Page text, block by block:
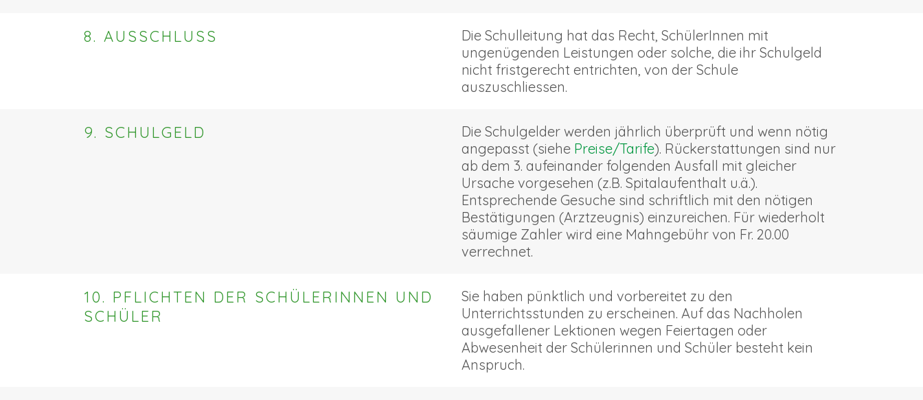
8. AUSSCHLUSS
Die Schulleitung hat das Recht, SchülerInnen mit
ungenügenden Leistungen oder solche, die ihr Schulgeld
nicht fristgerecht entrichten, von der Schule
auszuschliessen.
9. SCHULGELD
Die Schulgelder werden jährlich überprüft und wenn nötig
angepasst (siehe Preise/Tarife). Rückerstattungen sind nur
ab dem 3. aufeinander folgenden Ausfall mit gleicher
Ursache vorgesehen (z.B. Spitalaufenthalt u.ä.).
Entsprechende Gesuche sind schriftlich mit den nötigen
Bestätigungen (Arztzeugnis) einzureichen. Für wiederholt
säumige Zahler wird eine Mahngebühr von Fr. 20.00
verrechnet.
10. PFLICHTEN DER SCHÜLERINNEN UND
SCHÜLER
Sie haben pünktlich und vorbereitet zu den
Unterrichtsstunden zu erscheinen. Auf das Nachholen
ausgefallener Lektionen wegen Feiertagen oder
Abwesenheit der Schülerinnen und Schüler besteht kein
Anspruch.